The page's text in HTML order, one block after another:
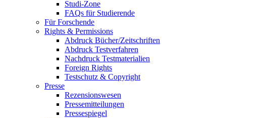
Studi-Zone
FAQs für Studierende
Für Forschende
Rights & Permissions
Abdruck Bücher/Zeitschriften
Abdruck Testverfahren
Nachdruck Testmaterialien
Foreign Rights
Testschutz & Copyright
Presse
Rezensionswesen
Pressemitteilungen
Pressespiegel